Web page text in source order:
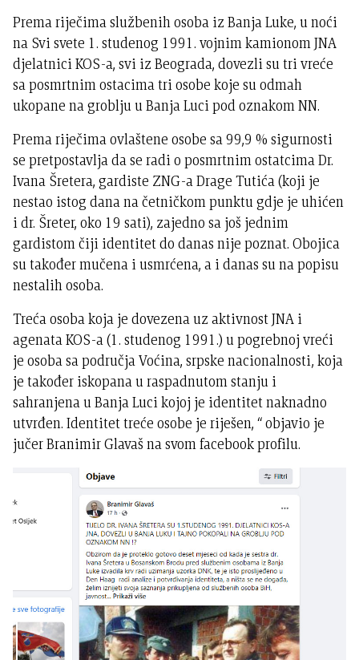
Prema riječima službenih osoba iz Banja Luke, u noći
na Svi svete 1. studenog 1991. vojnim kamionom JNA
djelatnici KOS-a, svi iz Beograda, dovezli su tri vreće
sa posmrtnim ostacima tri osobe koje su odmah
ukopane na groblju u Banja Luci pod oznakom NN.
Prema riječima ovlaštene osobe sa 99,9 % sigurnosti
se pretpostavlja da se radi o posmrtnim ostatcima Dr.
Ivana Šretera, gardiste ZNG-a Drage Tutića (koji je
nestao istog dana na četničkom punktu gdje je uhićen
i dr. Šreter, oko 19 sati), zajedno sa još jednim
gardistom čiji identitet do danas nije poznat. Obojica
su također mučena i usmrćena, a i danas su na popisu
nestalih osoba.
Treća osoba koja je dovezena uz aktivnost JNA i
agenata KOS-a (1. studenog 1991.) u pogrebnoj vreći
je osoba sa područja Voćina, srpske nacionalnosti, koja
je također iskopana u raspadnutom stanju i
sahranjena u Banja Luci kojoj je identitet naknadno
utvrđen. Identitet treće osobe je riješen, “ objavio je
jučer Branimir Glavaš na svom facebook profilu.